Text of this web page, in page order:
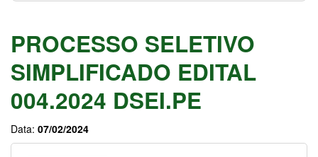
PROCESSO SELETIVO
SIMPLIFICADO EDITAL
004.2024 DSEI.PE
Data: 07/02/2024